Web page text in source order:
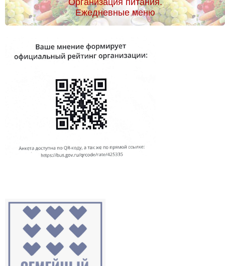
Ежедневные меню